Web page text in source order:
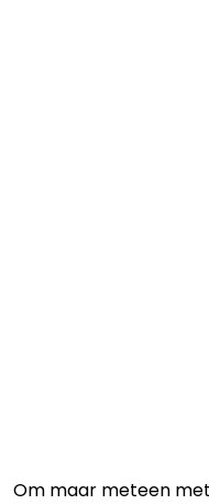
Om maar meteen